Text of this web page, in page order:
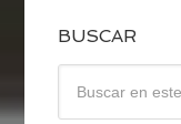
BUSCAR